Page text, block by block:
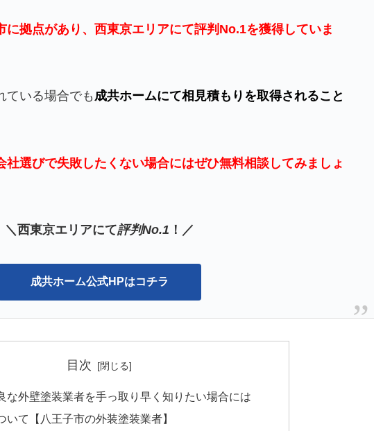
に拠点があり、西東京エリアにて評判No.1を獲得していま
ている場合でも 成共ホームにて相見積もりを取得されること
社選びで失敗したくない場合にはぜひ無料相談してみましょ
＼西東京エリアにて評判No.1 ！／
成共ホーム公式HPはコチラ
目次
な外壁塗装業者を手っ取り早く知りたい場合には
いて【八王子市の外装塗装業者】